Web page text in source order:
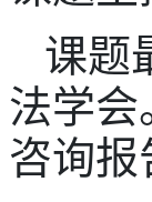
课题
法学会
咨询